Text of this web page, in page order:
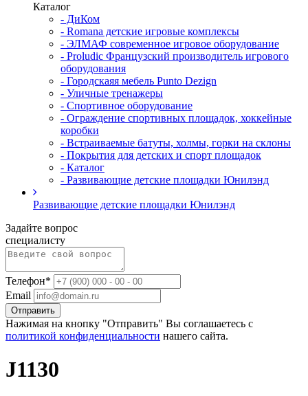
Каталог
- ДиКом
- Romana детские игровые комплексы
- ЭЛМАФ современное игровое оборудование
- Proludic Французский производитель игрового
оборудования
- Городскаяя мебель Punto Dezign
- Уличные тренажеры
- Спортивное оборудование
- Ограждение спортивных площадок, хоккейные
коробки
- Встраиваемые батуты, холмы, горки на склоны
- Покрытия для детских и спорт площадок
- Каталог
- Развивающие детские площадки Юнилэнд
Развивающие детские площадки Юнилэнд
Задайте вопрос
специалисту
Телефон*
Email
Отправить
Нажимая на кнопку "Отправить" Вы соглашаетесь с
политикой конфиденциальности нашего сайта.
J1130